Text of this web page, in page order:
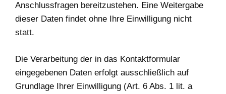
Anschlussfragen bereitzustehen. Eine Weitergabe
dieser Daten findet ohne Ihre Einwilligung nicht
statt.
Die Verarbeitung der in das Kontaktformular
eingegebenen Daten erfolgt ausschließlich auf
Grundlage Ihrer Einwilligung (Art. 6 Abs. 1 lit. a